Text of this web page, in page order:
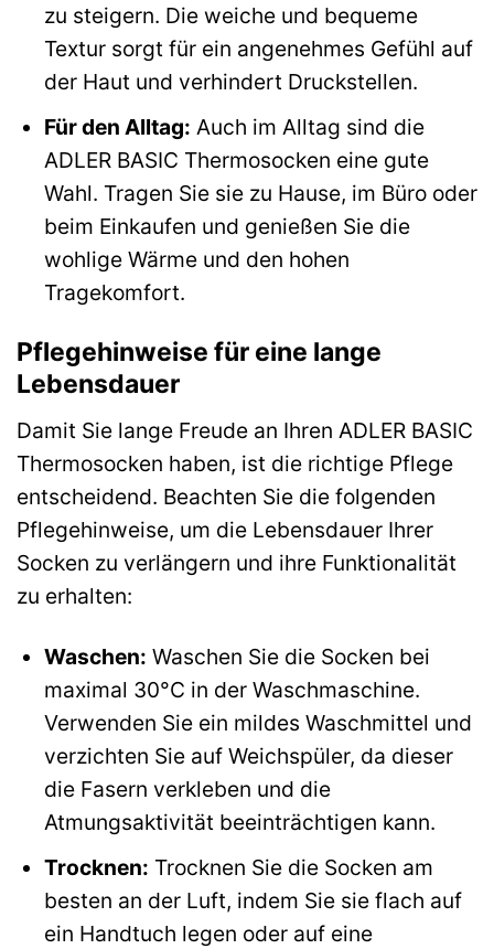
zu steigern. Die weiche und bequeme
Textur sorgt für ein angenehmes Gefühl auf
der Haut und verhindert Druckstellen.
Für den Alltag: Auch im Alltag sind die
ADLER BASIC Thermosocken eine gute
Wahl. Tragen Sie sie zu Hause, im Büro oder
beim Einkaufen und genießen Sie die
wohlige Wärme und den hohen
Tragekomfort.
Pflegehinweise für eine lange
Lebensdauer
Damit Sie lange Freude an Ihren ADLER BASIC
Thermosocken haben, ist die richtige Pflege
entscheidend. Beachten Sie die folgenden
Pflegehinweise, um die Lebensdauer Ihrer
Socken zu verlängern und ihre Funktionalität
zu erhalten:
Waschen: Waschen Sie die Socken bei
maximal 30°C in der Waschmaschine.
Verwenden Sie ein mildes Waschmittel und
verzichten Sie auf Weichspüler, da dieser
die Fasern verkleben und die
Atmungsaktivität beeinträchtigen kann.
Trocknen: Trocknen Sie die Socken am
besten an der Luft, indem Sie sie flach auf
ein Handtuch legen oder auf eine